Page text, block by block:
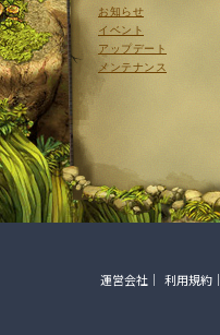
お知らせ
イベント
アップデート
メンテナンス
運営会社 利用規約